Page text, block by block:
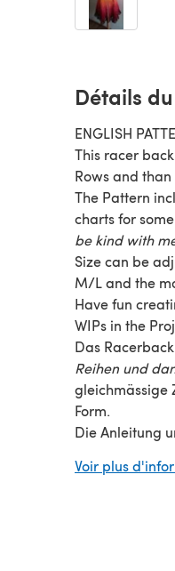
Détails
ENGLISH
This racer back top is worked from top to bottom. First in
Rows and than
The Pattern
charts for
be kind with
Size can be
M/L and the
Have fun
WIPs in the
Das
Reihen und
gleichmässige
Form.
Die Anleitung
des Tops und
Voir plus